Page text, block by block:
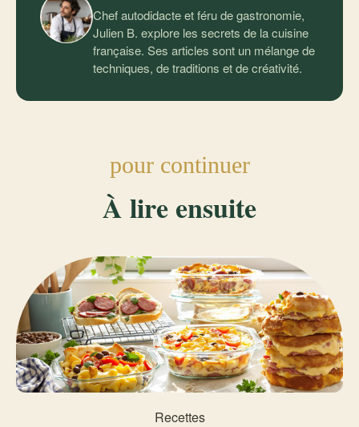
Chef autodidacte et féru de gastronomie,
Julien B. explore les secrets de la cuisine
française. Ses articles sont un mélange de
techniques, de traditions et de créativité.
pour continuer
À lire ensuite
Recettes